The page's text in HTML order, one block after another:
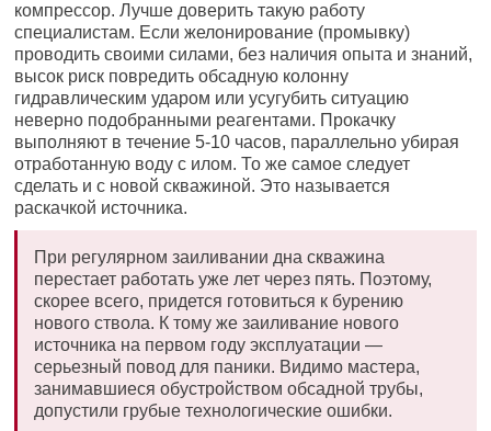
компрессор. Лучше доверить такую работу
специалистам. Если желонирование (промывку)
проводить своими силами, без наличия опыта и знаний,
высок риск повредить обсадную колонну
гидравлическим ударом или усугубить ситуацию
неверно подобранными реагентами. Прокачку
выполняют в течение 5-10 часов, параллельно убирая
отработанную воду с илом. То же самое следует
сделать и с новой скважиной. Это называется
раскачкой источника.
При регулярном заиливании дна скважина
перестает работать уже лет через пять. Поэтому,
скорее всего, придется готовиться к бурению
нового ствола. К тому же заиливание нового
источника на первом году эксплуатации —
серьезный повод для паники. Видимо мастера,
занимавшиеся обустройством обсадной трубы,
допустили грубые технологические ошибки.